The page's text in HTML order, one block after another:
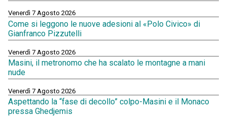
Venerdì 7 Agosto 2026
Come si leggono le nuove adesioni al «Polo Civico» di
Gianfranco Pizzutelli
Venerdì 7 Agosto 2026
Masini, il metronomo che ha scalato le montagne a mani
nude
Venerdì 7 Agosto 2026
Aspettando la “fase di decollo” colpo-Masini e il Monaco
pressa Ghedjemis